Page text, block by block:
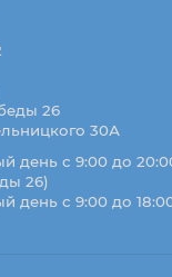
26
30А
день с 9:00 до
26)
день с 9:00 до